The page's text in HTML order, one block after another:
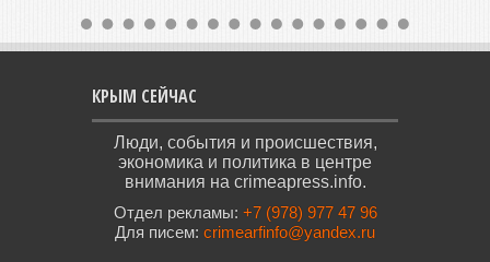
КРЫМ СЕЙЧАС
Люди, события и происшествия,
экономика и политика в центре
внимания на crimeapress.info.
Отдел рекламы: +7 (978) 977 47 96
Для писем: crimearfinfo@yandex.ru